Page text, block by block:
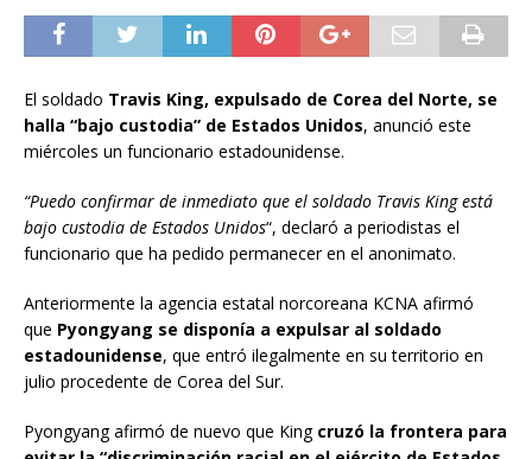
El soldado Travis King, expulsado de Corea del Norte, se
halla “bajo custodia” de Estados Unidos, anunció este
miércoles un funcionario estadounidense.
“Puedo confirmar de inmediato que el soldado Travis King está
bajo custodia de Estados Unidos“, declaró a periodistas el
funcionario que ha pedido permanecer en el anonimato.
Anteriormente la agencia estatal norcoreana KCNA afirmó
que Pyongyang se disponía a expulsar al soldado
estadounidense, que entró ilegalmente en su territorio en
julio procedente de Corea del Sur.
Pyongyang afirmó de nuevo que King cruzó la frontera para